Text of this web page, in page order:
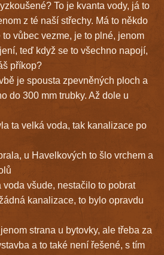
To je kvanta vody, já to
z té naší střechy. Má to někdo
vůbec vezme, je to plné, jenom
teď když se to všechno napojí,
příkop?
je spousta zpevněných ploch a
do 300 mm trubky. Až dole u
ta velká voda, tak kanalizace po
u Havelkových to šlo vrchem a
voda všude, nestačilo to pobrat
kanalizace, to bylo opravdu
strana u bytovky, ale třeba za
a to také není řešené, s tím